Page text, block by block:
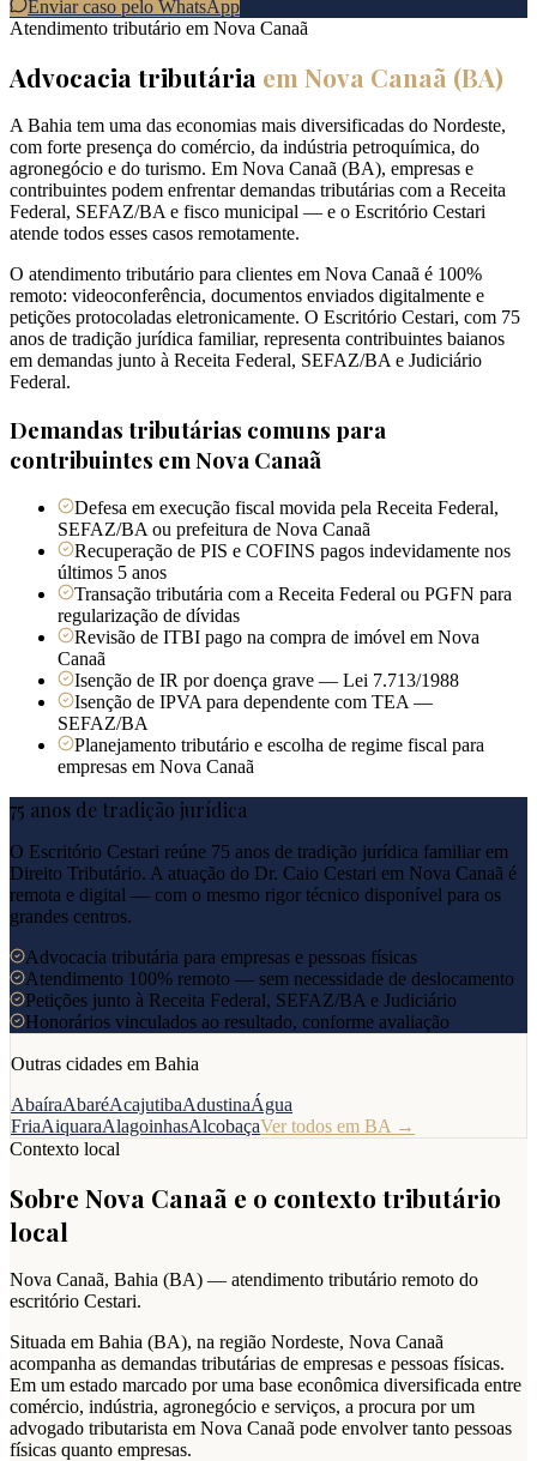
Enviar caso pelo WhatsApp
Atendimento tributário em Nova Canaã
Advocacia tributária em Nova Canaã (BA)
A Bahia tem uma das economias mais diversificadas do Nordeste,
com forte presença do comércio, da indústria petroquímica, do
agronegócio e do turismo. Em Nova Canaã (BA), empresas e
contribuintes podem enfrentar demandas tributárias com a Receita
Federal, SEFAZ/BA e fisco municipal — e o Escritório Cestari
atende todos esses casos remotamente.
O atendimento tributário para clientes em Nova Canaã é 100%
remoto: videoconferência, documentos enviados digitalmente e
petições protocoladas eletronicamente. O Escritório Cestari, com 75
anos de tradição jurídica familiar, representa contribuintes baianos
em demandas junto à Receita Federal, SEFAZ/BA e Judiciário
Federal.
Demandas tributárias comuns para
contribuintes emNova Canaã
Defesa em execução fiscal movida pela Receita Federal,
SEFAZ/BA ou prefeitura de Nova Canaã
Recuperação de PIS e COFINS pagos indevidamente nos
últimos 5 anos
Transação tributária com a Receita Federal ou PGFN para
regularização de dívidas
Revisão de ITBI pago na compra de imóvel em Nova
Canaã
Isenção de IR por doença grave — Lei 7.713/1988
Isenção de IPVA para dependente com TEA —
SEFAZ/BA
Planejamento tributário e escolha de regime fiscal para
empresas em Nova Canaã
75 anos de tradição jurídica
O Escritório Cestari reúne 75 anos de tradição jurídica familiar em
Direito Tributário. A atuação do Dr. Caio Cestari em Nova Canaã é
remota e digital — com o mesmo rigor técnico disponível para os
grandes centros.
Advocacia tributária para empresas e pessoas físicas
Atendimento 100% remoto — sem necessidade de deslocamento
Petições junto à Receita Federal, SEFAZ/BA e Judiciário
Honorários vinculados ao resultado, conforme avaliação
Outras cidades em Bahia
AbaíraAbaréAcajutibaAdustinaÁgua
FriaAiquaraAlagoinhasAlcobaçaVer todos em BA →
Contexto local
Sobre Nova Canaã e o contexto tributário
local
Nova Canaã, Bahia (BA) — atendimento tributário remoto do
escritório Cestari.
Situada em Bahia (BA), na região Nordeste, Nova Canaã
acompanha as demandas tributárias de empresas e pessoas físicas.
Em um estado marcado por uma base econômica diversificada entre
comércio, indústria, agronegócio e serviços, a procura por um
advogado tributarista em Nova Canaã pode envolver tanto pessoas
físicas quanto empresas.